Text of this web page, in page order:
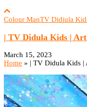
Colour ManTV Didiula
| TV Didula Kids |
March 15, 2023
Home » | TV Didula Kids |